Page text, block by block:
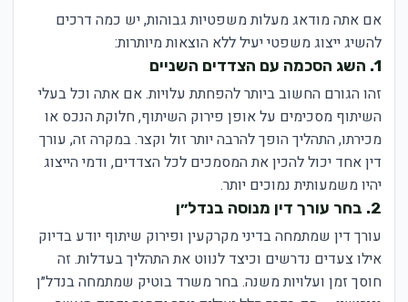
אם אתה מודאג מעלות משפטיות גבוהות, יש כמה דרכים
להשיג ייצוג משפטי יעיל ללא הוצאות מיותרות:
1. השג הסכמה עם הצדדים השניים
זהו הגורם החשוב ביותר להפחתת עלויות. אם אתה וכל בעלי
השיתוף מסכימים על אופן פירוק השיתוף, חלוקת הנכס או
מכירתו, התהליך הופך להרבה יותר זול וקצר. במקרה זה, עורך
דין אחד יכול להכין את המסמכים לכל הצדדים, ודמי הייצוג
יהיו משמעותית נמוכים יותר.
2. בחר עורך דין מנוסה בנדל״ן
עורך דין שמתמחה בדיני מקרקעין ופירוק שיתוף יודע בדיוק
אילו צעדים נדרשים וכיצד לנווט את התהליך בעדלות. זה
חוסך זמן ועלויות משנה. בחר משרד בוטיק שמתמחה בנדל״ן